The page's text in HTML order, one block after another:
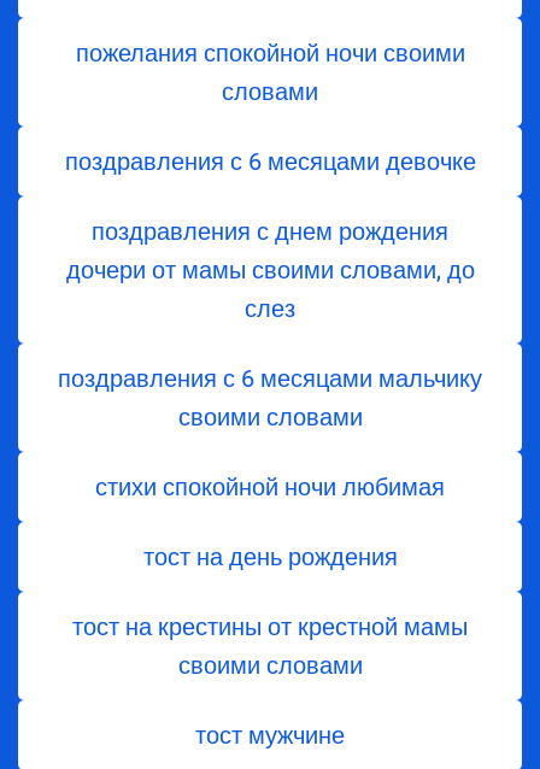
пожелания спокойной ночи своими
словами
поздравления с 6 месяцами девочке
поздравления с днем ​​рождения
дочери от мамы своими словами, до
слез
поздравления с 6 месяцами мальчику
своими словами
стихи спокойной ночи любимая
тост на день рождения
тост на крестины от крестной мамы
своими словами
тост мужчине